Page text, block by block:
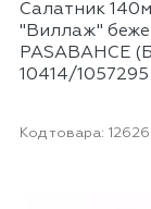
Салатник
"Виллаж"
PASABAHCE
10414/1057295
Код товара: